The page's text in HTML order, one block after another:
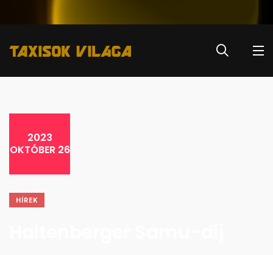
2023
OKTÓBER 26
HÍREK